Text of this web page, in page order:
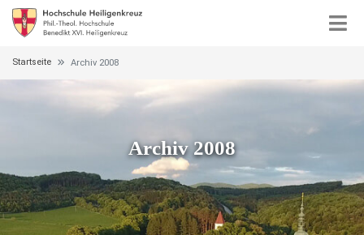
Startseite Archiv 2008
Archiv 2008